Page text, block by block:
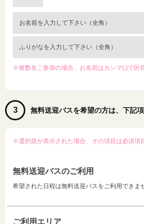
※複数名ご参加の場合、お名前はカンマ(,)で区
3 無料送迎バスを希望の方は、下記
※選択肢が表示された場合、その項目は必須項
無料送迎バスのご利用
希望された日程は無料送迎バスをご利用できま
ご利用エリア